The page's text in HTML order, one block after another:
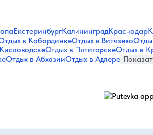
ЕкатеринбургКалининградКраснодар
в КабардинкеОтдых в Витязево
Отдых в ПятигорскеОтдых в
Отдых в АбхазииОтдых в Адлере